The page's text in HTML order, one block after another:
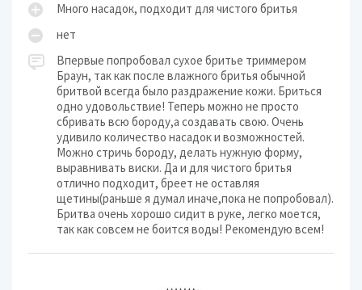
Много насадок, подходит для чистого бритья
нет
Впервые попробовал сухое бритье триммером
Браун, так как после влажного бритья обычной
бритвой всегда было раздражение кожи. Бриться
одно удовольствие! Теперь можно не просто
сбривать всю бороду,а создавать свою. Очень
удивило количество насадок и возможностей.
Можно стричь бороду, делать нужную форму,
выравнивать виски. Да и для чистого бритья
отлично подходит, бреет не оставляя
щетины(раньше я думал иначе,пока не попробовал).
Бритва очень хорошо сидит в руке, легко моется,
так как совсем не боится воды! Рекомендую всем!